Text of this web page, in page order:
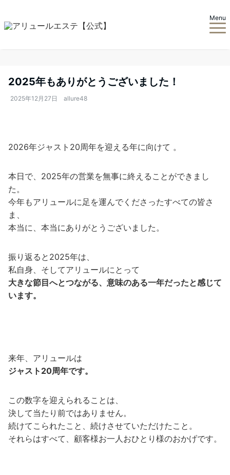
Menu
2025年もありがとうございました！
2025年12月27日 allure48
2026年ジャスト20周年を迎える年に向けて 。
本日で、2025年の営業を無事に終えることができまし
た。
今年もアリュールに足を運んでくださったすべての皆さ
ま、
本当に、本当にありがとうございました。
振り返ると2025年は、
私自身、そしてアリュールにとって
大きな節目へとつながる、意味のある一年だったと感じて
います。
来年、アリュールは
ジャスト20周年です。
この数字を迎えられることは、
決して当たり前ではありません。
続けてこられたこと、続けさせていただけたこと。
それらはすべて、顧客様お一人おひとり様のおかげです。